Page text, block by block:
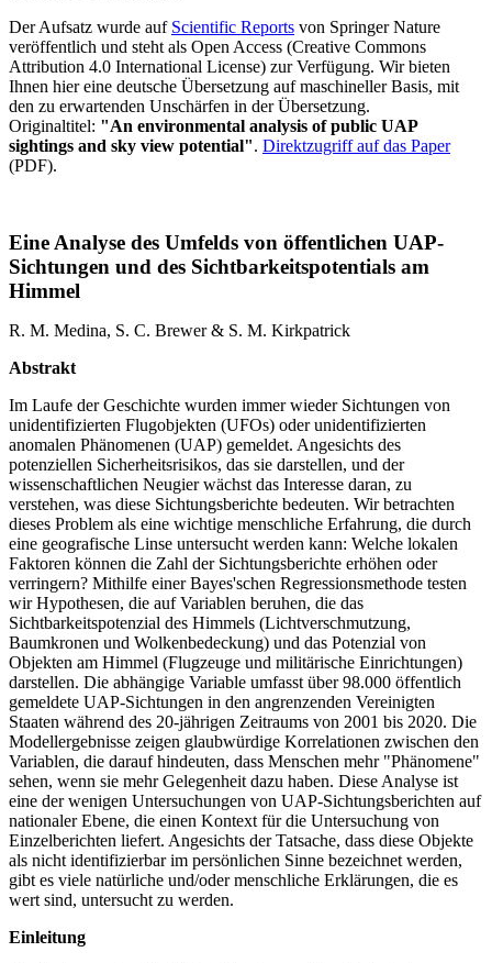
Der Aufsatz wurde auf Scientific Reports von Springer Nature
veröffentlich und steht als Open Access (Creative Commons
Attribution 4.0 International License) zur Verfügung. Wir bieten
Ihnen hier eine deutsche Übersetzung auf maschineller Basis, mit
den zu erwartenden Unschärfen in der Übersetzung.
Originaltitel: "An environmental analysis of public UAP
sightings and sky view potential". Direktzugriff auf das Paper
(PDF).
Eine Analyse des Umfelds von öffentlichen UAP-
Sichtungen und des Sichtbarkeitspotentials am
Himmel
R. M. Medina, S. C. Brewer & S. M. Kirkpatrick
Abstrakt
Im Laufe der Geschichte wurden immer wieder Sichtungen von
unidentifizierten Flugobjekten (UFOs) oder unidentifizierten
anomalen Phänomenen (UAP) gemeldet. Angesichts des
potenziellen Sicherheitsrisikos, das sie darstellen, und der
wissenschaftlichen Neugier wächst das Interesse daran, zu
verstehen, was diese Sichtungsberichte bedeuten. Wir betrachten
dieses Problem als eine wichtige menschliche Erfahrung, die durch
eine geografische Linse untersucht werden kann: Welche lokalen
Faktoren können die Zahl der Sichtungsberichte erhöhen oder
verringern? Mithilfe einer Bayes'schen Regressionsmethode testen
wir Hypothesen, die auf Variablen beruhen, die das
Sichtbarkeitspotenzial des Himmels (Lichtverschmutzung,
Baumkronen und Wolkenbedeckung) und das Potenzial von
Objekten am Himmel (Flugzeuge und militärische Einrichtungen)
darstellen. Die abhängige Variable umfasst über 98.000 öffentlich
gemeldete UAP-Sichtungen in den angrenzenden Vereinigten
Staaten während des 20-jährigen Zeitraums von 2001 bis 2020. Die
Modellergebnisse zeigen glaubwürdige Korrelationen zwischen den
Variablen, die darauf hindeuten, dass Menschen mehr "Phänomene"
sehen, wenn sie mehr Gelegenheit dazu haben. Diese Analyse ist
eine der wenigen Untersuchungen von UAP-Sichtungsberichten auf
nationaler Ebene, die einen Kontext für die Untersuchung von
Einzelberichten liefert. Angesichts der Tatsache, dass diese Objekte
als nicht identifizierbar im persönlichen Sinne bezeichnet werden,
gibt es viele natürliche und/oder menschliche Erklärungen, die es
wert sind, untersucht zu werden.
Einleitung